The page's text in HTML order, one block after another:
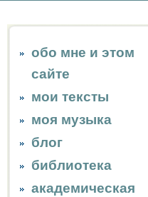
обо мне и этом
сайте
мои тексты
моя музыка
блог
библиотека
академическая